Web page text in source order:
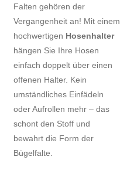
Falten gehören der
Vergangenheit an! Mit einem
hochwertigen Hosenhalter
hängen Sie Ihre Hosen
einfach doppelt über einen
offenen Halter. Kein
umständliches Einfädeln
oder Aufrollen mehr – das
schont den Stoff und
bewahrt die Form der
Bügelfalte.